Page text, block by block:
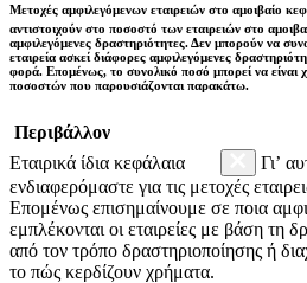
Μετοχές αμφιλεγόμενων εταιρειών στο αμοιβαίο
αντιστοιχούν στο ποσοστό των εταιρειών στο
αμφιλεγόμενες δραστηριότητες. Δεν μπορούν να
εταιρεία ασκεί διάφορες αμφιλεγόμενες
φορά. Επομένως, το συνολικό ποσό μπορεί να είναι
ποσοστών που παρουσιάζονται παρακάτω.
Περιβάλλον
Εταιρικά ίδια κεφάλαια
Γι’
ενδιαφερόμαστε για τις μετοχές
Επομένως επισημαίνουμε σε ποια
εμπλέκονται οι εταιρείες με βάση τη
από τον τρόπο δραστηριοποίησης ή
το πώς κερδίζουν χρήματα.